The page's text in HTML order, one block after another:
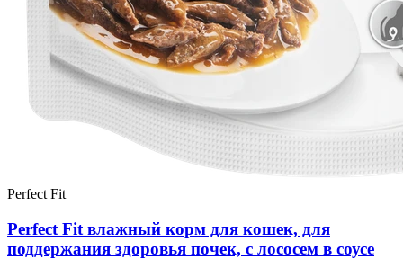
Perfect Fit
Perfect Fit влажный корм для кошек, для
поддержания здоровья почек, с лососем в соусе